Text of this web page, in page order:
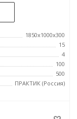
1850x1000x300
15
4
100
500
ПРАКТИК (Россия)